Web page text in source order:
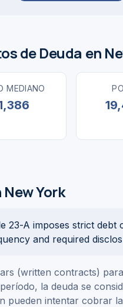
de Deuda en
MEDIANO
York
23-A imposes strict
and required
(written contracts)
la deuda se
pueden intentar cobrar